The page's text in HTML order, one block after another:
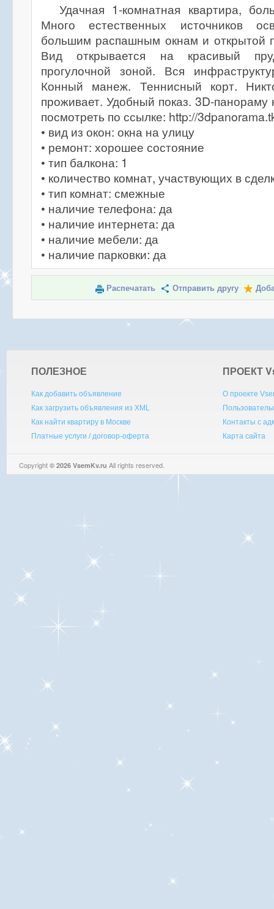
Удачная 1-комнатная квартира,
Много естественных источников
большим распашным окнам и открытой
Вид открывается на красивый
прогулочной зоной. Вся
Конный манеж. Теннисный корт.
проживает. Удобный показ. 3D-
посмотреть по ссылке: http://
• вид из окон: окна на улицу
• ремонт: хорошее состояние
• тип балкона: 1
• количество комнат, участвующих в
• тип комнат: смежные
• наличие телефона: да
• наличие интернета: да
• наличие мебели: да
• наличие парковки: да
Распечатать Отправить другу
ПОЛЕЗНОЕ
Как добавить объявление
Как загрузить объявления из XML
Как найти квартиру в Москве
Платные услуги / договор-оферта
ПРОЕКТ V
О проекте
Контакты с
Карта сайта
Copyright © 2026 VsemKv.ru All rights reserved.